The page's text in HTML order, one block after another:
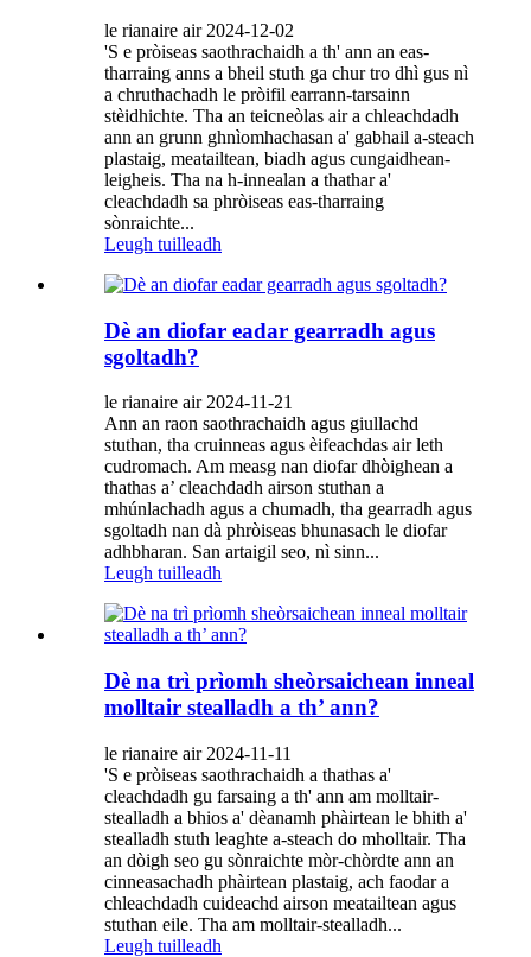
le rianaire air 2024-12-02
'S e pròiseas saothrachaidh a th' ann an eas-
tharraing anns a bheil stuth ga chur tro dhì gus nì
a chruthachadh le pròifil earrann-tarsainn
stèidhichte. Tha an teicneòlas air a chleachdadh
ann an grunn ghnìomhachasan a' gabhail a-steach
plastaig, meatailtean, biadh agus cungaidhean-
leigheis. Tha na h-innealan a thathar a'
cleachdadh sa phròiseas eas-tharraing
sònraichte...
Leugh tuilleadh
Dè an diofar eadar gearradh agus
sgoltadh?
le rianaire air 2024-11-21
Ann an raon saothrachaidh agus giullachd
stuthan, tha cruinneas agus èifeachdas air leth
cudromach. Am measg nan diofar dhòighean a
thathas a’ cleachdadh airson stuthan a
mhúnlachadh agus a chumadh, tha gearradh agus
sgoltadh nan dà phròiseas bhunasach le diofar
adhbharan. San artaigil seo, nì sinn...
Leugh tuilleadh
Dè na trì prìomh sheòrsaichean inneal
molltair stealladh a th’ ann?
le rianaire air 2024-11-11
'S e pròiseas saothrachaidh a thathas a'
cleachdadh gu farsaing a th' ann am molltair-
stealladh a bhios a' dèanamh phàirtean le bhith a'
stealladh stuth leaghte a-steach do mholltair. Tha
an dòigh seo gu sònraichte mòr-chòrdte ann an
cinneasachadh phàirtean plastaig, ach faodar a
chleachdadh cuideachd airson meatailtean agus
stuthan eile. Tha am molltair-stealladh...
Leugh tuilleadh